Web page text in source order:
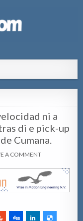
ni a
di e pick-up
Cumana.
A COMMENT